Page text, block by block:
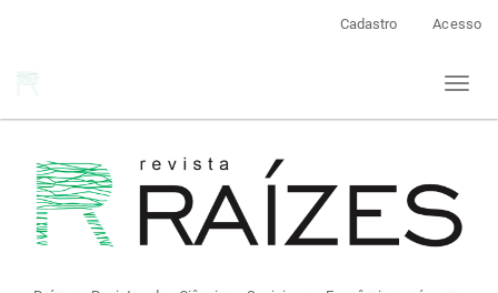
Cadastro Acesso
Toggle